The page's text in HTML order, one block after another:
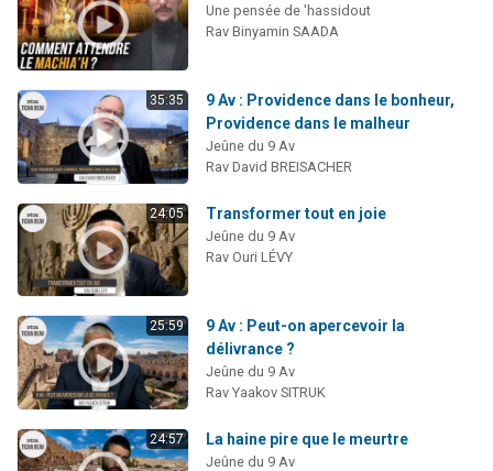
Une pensée de 'hassidout
Rav Binyamin SAADA
35:35
9 Av : Providence dans le bonheur,
Providence dans le malheur
Jeûne du 9 Av
Rav David BREISACHER
24:05 Transformer tout en joie
Jeûne du 9 Av
Rav Ouri LÉVY
25:59
9 Av : Peut-on apercevoir la
délivrance ?
Jeûne du 9 Av
Rav Yaakov SITRUK
24:57 La haine pire que le meurtre
Jeûne du 9 Av